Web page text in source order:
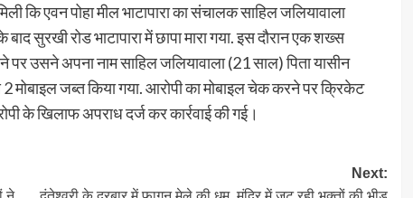
कि एवन पोहा मील भाटापारा का संचालक साहिल जलियावाला
सुरखी रोड भाटापारा में छापा मारा गया. इस दौरान एक शख्स
उसने अपना नाम साहिल जलियावाला (21 साल) पिता यासीन
मोबाइल जब्त किया गया. आरोपी का मोबाइल चेक करने पर क्रिकेट
के खिलाफ अपराध दर्ज कर कार्रवाई की गई।
Next: